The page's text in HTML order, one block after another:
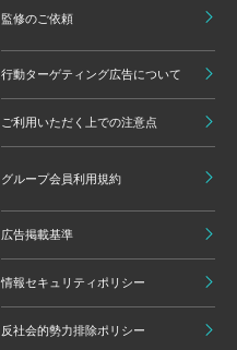
監修のご依頼
行動ターゲティング広告について
ご利用いただく上での注意点
グループ会員利用規約
広告掲載基準
情報セキュリティポリシー
反社会的勢力排除ポリシー